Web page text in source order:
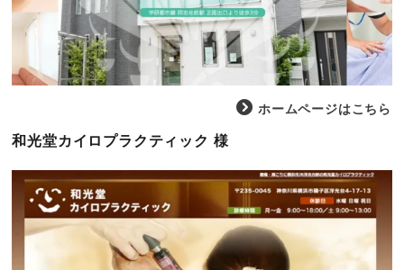
ホームページはこちら
和光堂カイロプラクティック 様